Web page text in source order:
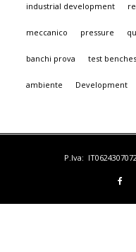
industrial development
meccanico pressure
banchi prova test benches
ambiente Development
P.Iva: